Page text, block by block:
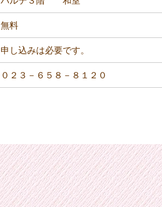
無料
申し込みは必要です。
０２３－６５８－８１２０